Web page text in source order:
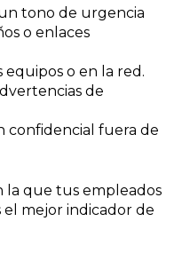
tono de urgencia
o enlaces
o en la red.
de
confidencial fuera de
la que tus empleados
mejor indicador de